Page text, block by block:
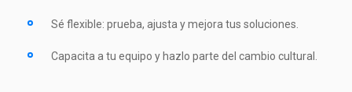
Sé flexible: prueba, ajusta y mejora tus soluciones.
Capacita a tu equipo y hazlo parte del cambio cultural.